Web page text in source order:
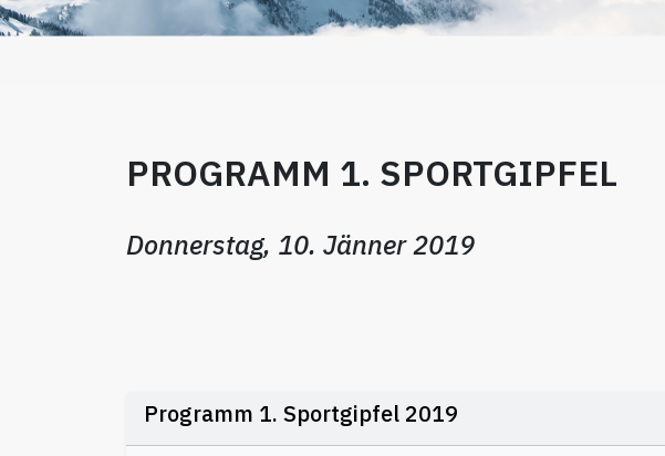
PROGRAMM 1. SPORTGIPFEL
Donnerstag, 10. Jänner 2019
Programm 1. Sportgipfel 2019